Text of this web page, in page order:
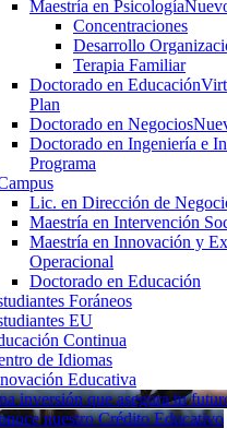
Maestría en Psicología
Concentraciones
Desarrollo
Terapia Familiar
Doctorado en Educación
Plan
Doctorado en Negocios
Doctorado en Ingeniería e
Programa
Lic. en Dirección de
Maestría en Intervención
Maestría en Innovación y
Operacional
Doctorado en Educación
Foráneos
EU
Continua
de Idiomas
Educativa
inversión que asegura tu
nuestro Crédito Educativo